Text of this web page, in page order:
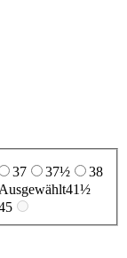
37 37½
38
Ausgewählt41½